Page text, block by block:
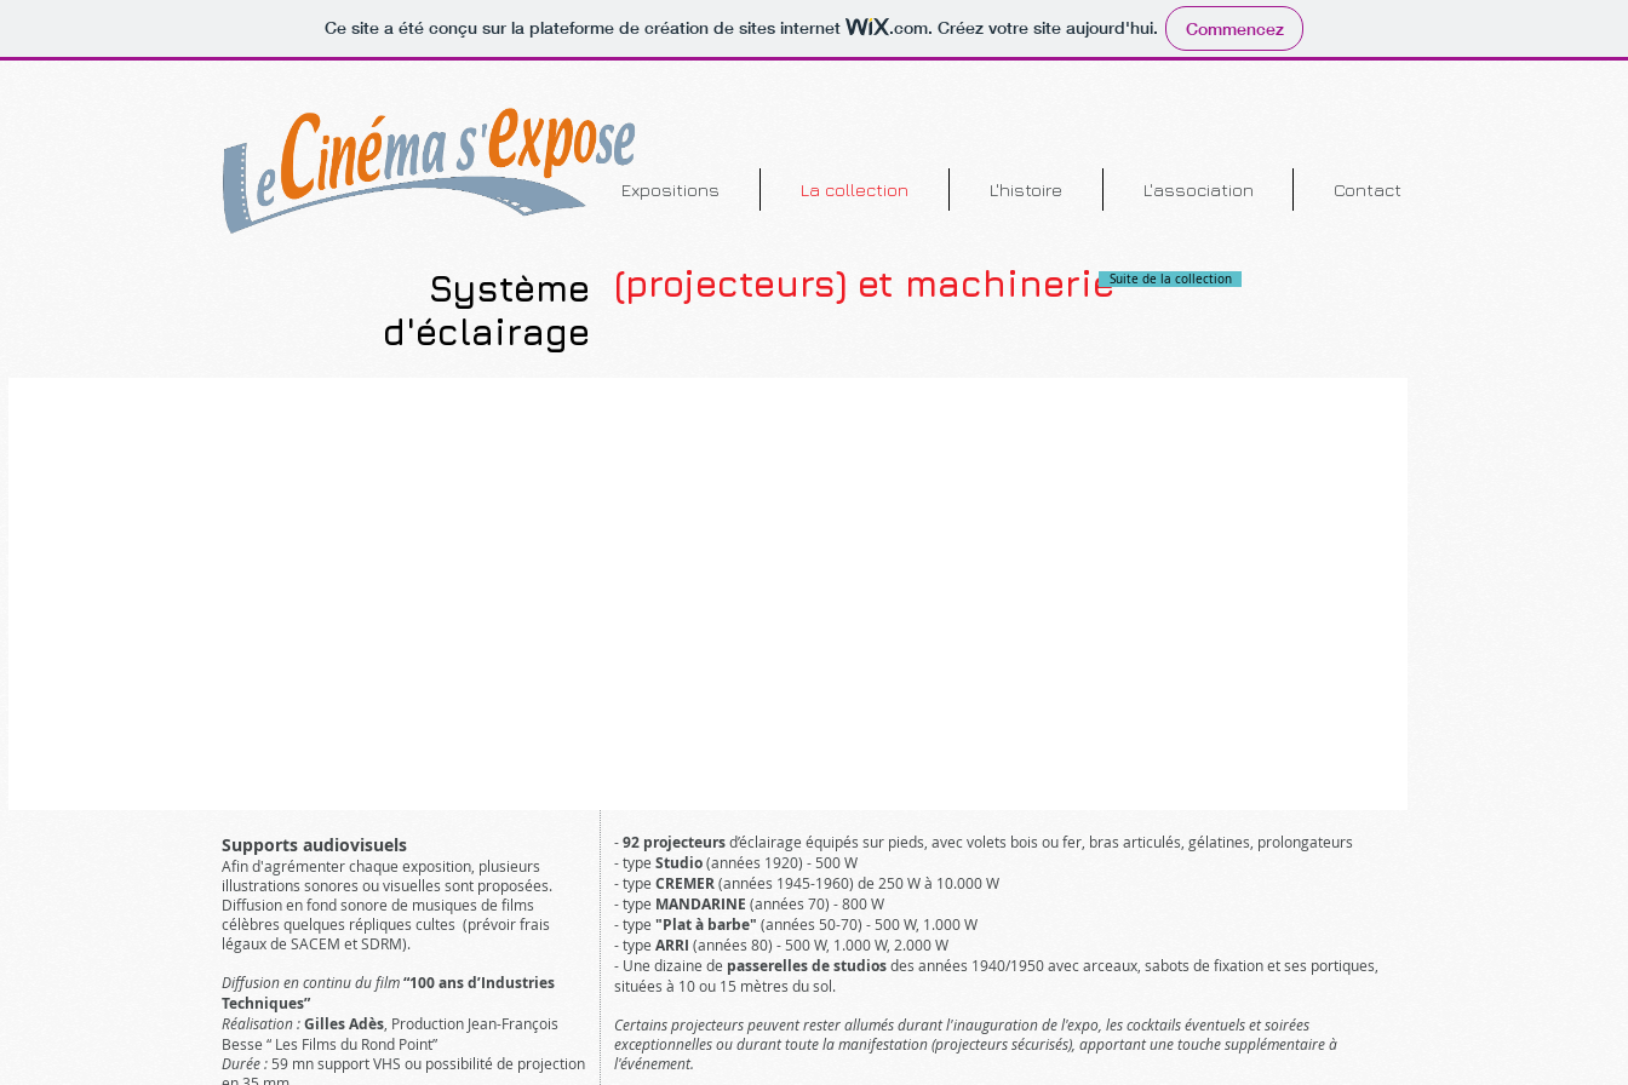
Ce site a été conçu sur la plateforme de création de sites internet .com. Créez votre site aujourd'hui. Commencez
Expositions La collection L'histoire L'association Contact
Système
d'éclairage
(projecteurs) et machinerieSuite de la collection
Supports audiovisuels
Afin d'agrémenter chaque exposition, plusieurs
illustrations sonores ou visuelles sont proposées.
Diffusion en fond sonore de musiques de films
célèbres quelques répliques cultes (prévoir frais
légaux de SACEM et SDRM).
Diffusion en continu du film“100 ans d’Industries
Techniques”
Réalisation :Gilles Adès , Production Jean-François
Besse “ Les Films du Rond Point”
Durée : 59 mn support VHS ou possibilité de projection
-92 projecteursd’éclairage équipés sur pieds, avec volets bois ou fer, bras articulés, gélatines, prolongateurs
- type Studio(années 1920) - 500 W
- type CREMER(années 1945-1960) de 250 W à 10.000 W
- type MANDARINE (années 70) - 800 W
- type "Plat à barbe" (années 50-70) - 500 W, 1.000 W
- type ARRI (années 80) - 500 W, 1.000 W, 2.000 W
- Une dizaine de passerelles de studiosdes années 1940/1950 avec arceaux, sabots de fixation et ses portiques,
situées à 10 ou 15 mètres du sol.
Certains projecteurs peuvent rester allumés durant l'inauguration de l'expo, les cocktails éventuels et soirées
exceptionnelles ou durant toute la manifestation (projecteurs sécurisés), apportant une touche supplémentaire à
l'événement.